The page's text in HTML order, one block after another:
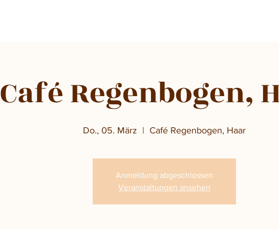
Café Regenbogen,
Do., 05. März
  |
Café Regenbogen, Haar
Anmeldung abgeschlossen
Veranstaltungen ansehen